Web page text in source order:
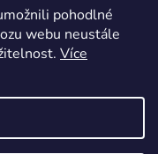
pohodlné
webu neustále
Více